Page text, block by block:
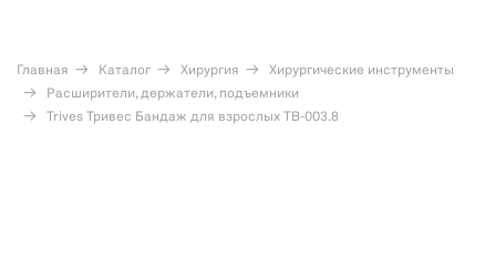
Главная Каталог Хирургия
Хирургические инструменты
Расширители, держатели, подъемники
Trives Тривес Бандаж для взрослых ТВ-003.8